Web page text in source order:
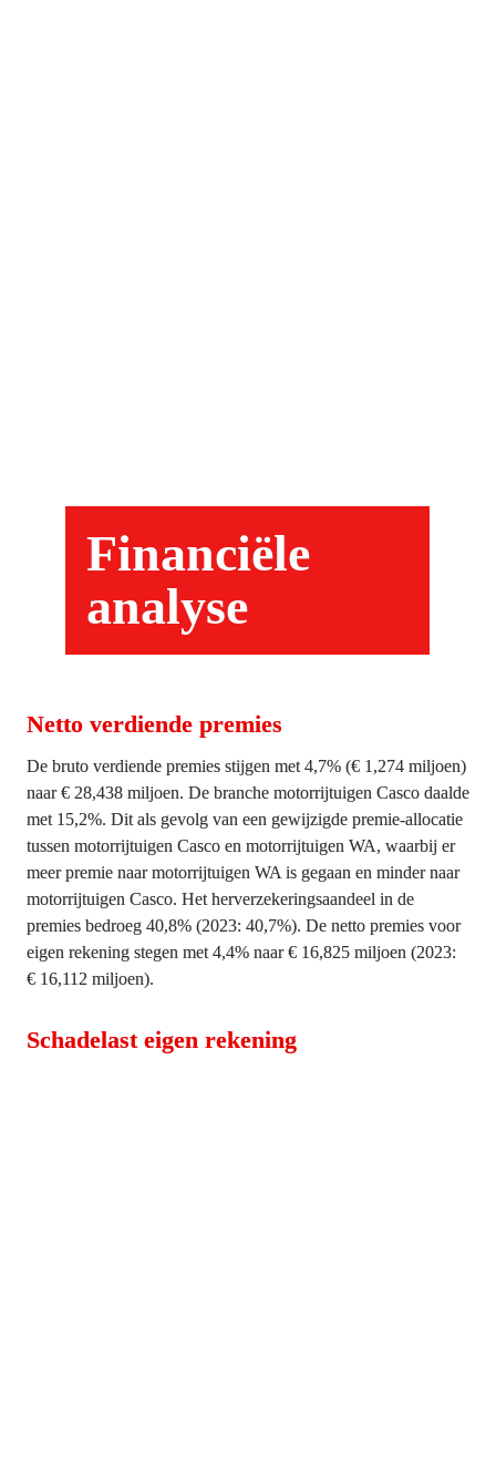
Financiële
analyse
Netto verdiende premies
De bruto verdiende premies stijgen met 4,7% (€ 1,274 miljoen)
naar € 28,438 miljoen. De branche motorrijtuigen Casco daalde
met 15,2%. Dit als gevolg van een gewijzigde premie-allocatie
tussen motorrijtuigen Casco en motorrijtuigen WA, waarbij er
meer premie naar motorrijtuigen WA is gegaan en minder naar
motorrijtuigen Casco. Het herverzekeringsaandeel in de
premies bedroeg 40,8% (2023: 40,7%). De netto premies voor
eigen rekening stegen met 4,4% naar € 16,825 miljoen (2023:
€ 16,112 miljoen).
Schadelast eigen rekening